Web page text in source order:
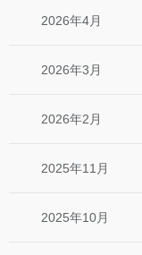
2026年4月
2026年3月
2026年2月
2025年11月
2025年10月